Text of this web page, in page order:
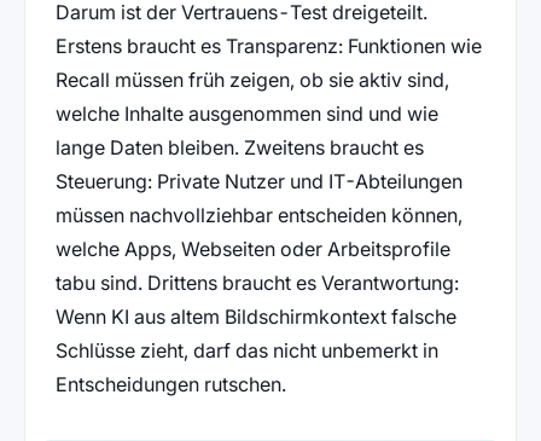
Darum ist der Vertrauens-Test dreigeteilt.
Erstens braucht es Transparenz: Funktionen wie
Recall müssen früh zeigen, ob sie aktiv sind,
welche Inhalte ausgenommen sind und wie
lange Daten bleiben. Zweitens braucht es
Steuerung: Private Nutzer und IT-Abteilungen
müssen nachvollziehbar entscheiden können,
welche Apps, Webseiten oder Arbeitsprofile
tabu sind. Drittens braucht es Verantwortung:
Wenn KI aus altem Bildschirmkontext falsche
Schlüsse zieht, darf das nicht unbemerkt in
Entscheidungen rutschen.